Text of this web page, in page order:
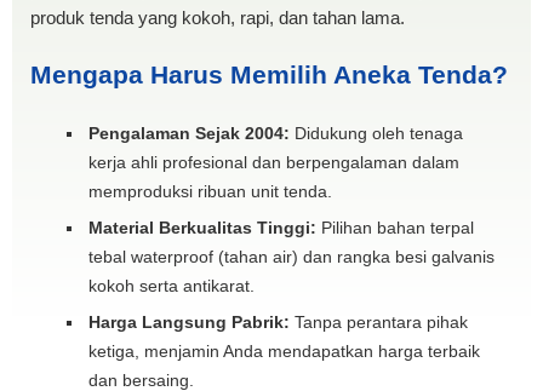
produk tenda yang kokoh, rapi, dan tahan lama.
Mengapa Harus Memilih Aneka Tenda?
Pengalaman Sejak 2004: Didukung oleh tenaga
kerja ahli profesional dan berpengalaman dalam
memproduksi ribuan unit tenda.
Material Berkualitas Tinggi: Pilihan bahan terpal
tebal waterproof (tahan air) dan rangka besi galvanis
kokoh serta antikarat.
Harga Langsung Pabrik: Tanpa perantara pihak
ketiga, menjamin Anda mendapatkan harga terbaik
dan bersaing.